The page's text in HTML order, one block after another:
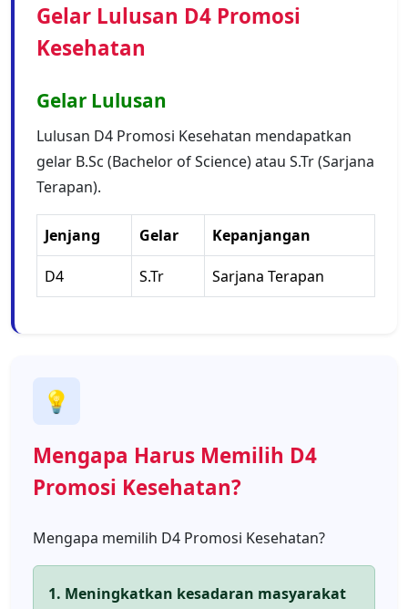
Gelar Lulusan D4 Promosi
Kesehatan
Gelar Lulusan
Lulusan D4 Promosi Kesehatan mendapatkan
gelar B.Sc (Bachelor of Science) atau S.Tr (Sarjana
Terapan).
Jenjang Gelar Kepanjangan
D4 S.Tr Sarjana Terapan
💡
Mengapa Harus Memilih D4
Promosi Kesehatan?
Mengapa memilih D4 Promosi Kesehatan?
1. Meningkatkan kesadaran masyarakat